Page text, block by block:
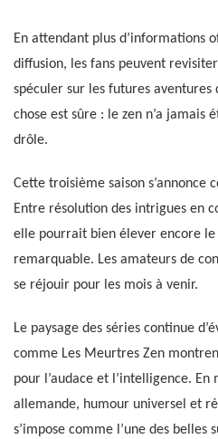
En attendant plus d’informations
diffusion, les fans peuvent
spéculer sur les futures
chose est sûre : le zen n’a jamais
drôle.
Cette troisième saison s’annonce
Entre résolution des intrigues en
elle pourrait bien élever encore
remarquable. Les amateurs de
se réjouir pour les mois à venir.
Le paysage des séries continue
comme Les Meurtres Zen
pour l’audace et l’intelligence.
allemande, humour universel et
s’impose comme l’une des belles